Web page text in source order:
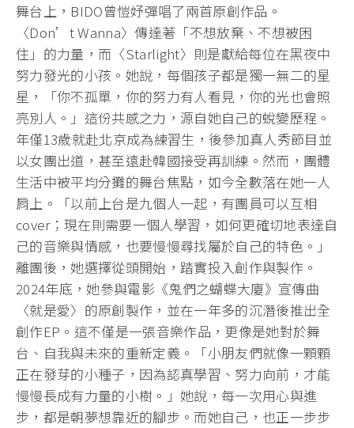
舞台上，BIDO曾愷妤彈唱了兩首原創作品。
〈Don’t Wanna〉傳達著「不想放棄、不想被困
住」的力量，而〈Starlight〉則是獻給每位在黑夜中
努力發光的小孩。她說，每個孩子都是獨一無二的星
星，「你不孤單，你的努力有人看見，你的光也會照
亮別人。」這份共感之力，源自她自己的蛻變歷程。
年僅13歲就赴北京成為練習生，後參加真人秀節目並
以女團出道，甚至遠赴韓國接受再訓練。然而，團體
生活中被平均分攤的舞台焦點，如今全數落在她一人
肩上。「以前上台是九個人一起，有團員可以互相
cover；現在則需要一個人學習，如何更確切地表達自
己的音樂與情感，也要慢慢尋找屬於自己的特色。」
離團後，她選擇從頭開始，踏實投入創作與製作。
2024年底，她參與電影《鬼們之蝴蝶大廈》宣傳曲
〈就是愛〉的原創製作，並在一年多的沉潛後推出全
創作EP。這不僅是一張音樂作品，更像是她對於舞
台、自我與未來的重新定義。「小朋友們就像一顆顆
正在發芽的小種子，因為認真學習、努力向前，才能
慢慢長成有力量的小樹。」她說，每一次用心與進
步，都是朝夢想靠近的腳步。而她自己，也正一步步